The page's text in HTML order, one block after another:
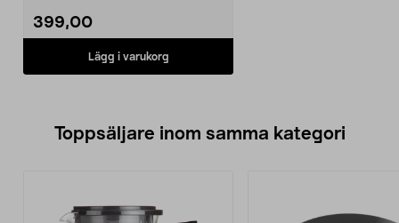
399,00
Lägg i varukorg
Toppsäljare inom samma kategori